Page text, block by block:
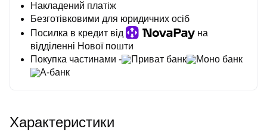
Накладений платіж
Безготівковими для юридичних осіб
Посилка в кредит від
на
відділенні Нової пошти
Покупка частинами -
Приват банк
Моно банк
А-банк
Характеристики